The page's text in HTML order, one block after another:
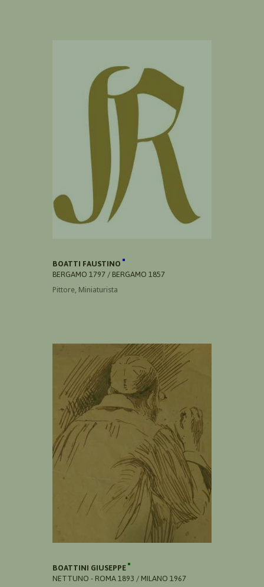
BOATTI FAUSTINO
BERGAMO 1797 / BERGAMO 1857
Pittore, Miniaturista
BOATTINI GIUSEPPE
NETTUNO - ROMA 1893 / MILANO 1967